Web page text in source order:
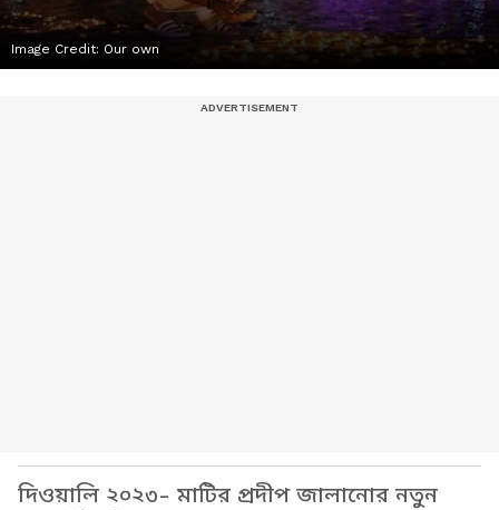
Image Credit: Our own
দিওয়ালি ২০২৩- মাটির প্রদীপ জালানোর নতুন